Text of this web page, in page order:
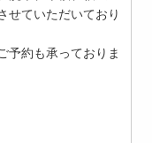
せていただいており
予約も承っておりま